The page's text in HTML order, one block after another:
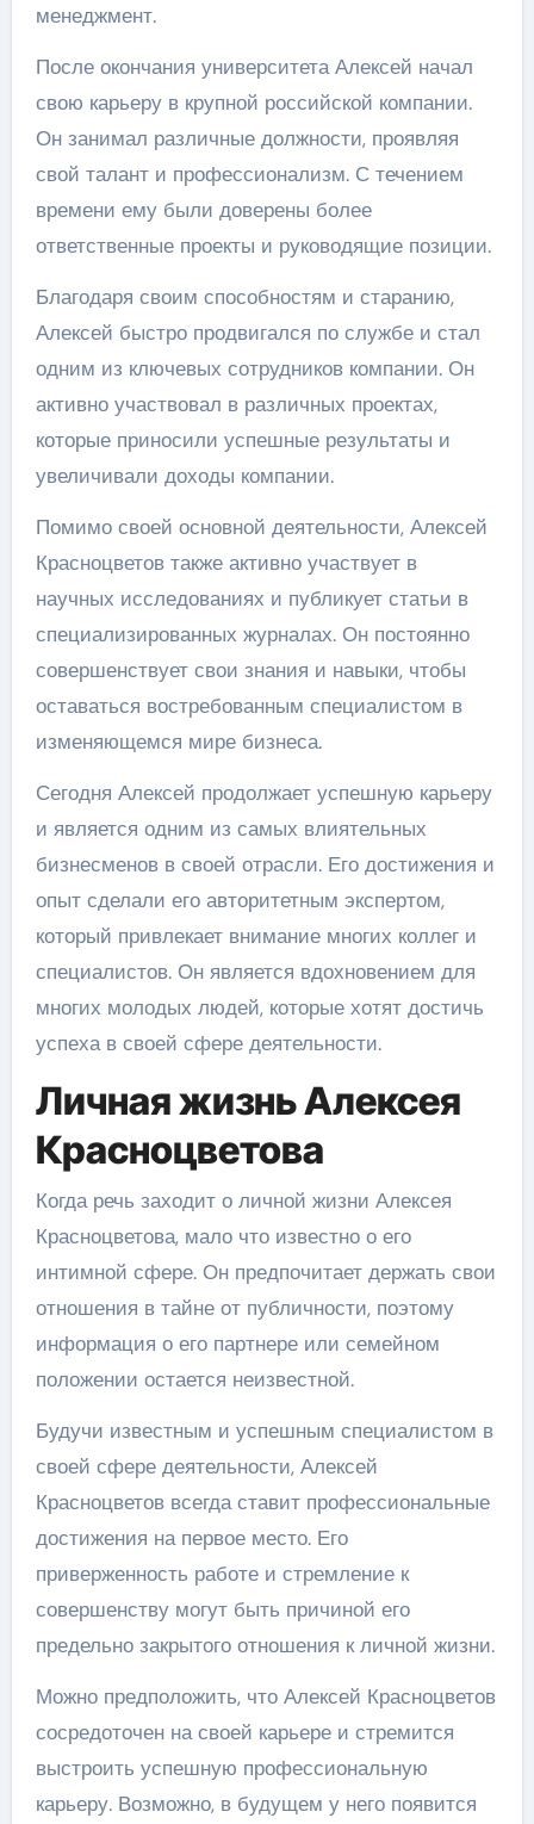
менеджмент.
После окончания университета Алексей начал
свою карьеру в крупной российской компании.
Он занимал различные должности, проявляя
свой талант и профессионализм. С течением
времени ему были доверены более
ответственные проекты и руководящие позиции.
Благодаря своим способностям и старанию,
Алексей быстро продвигался по службе и стал
одним из ключевых сотрудников компании. Он
активно участвовал в различных проектах,
которые приносили успешные результаты и
увеличивали доходы компании.
Помимо своей основной деятельности, Алексей
Красноцветов также активно участвует в
научных исследованиях и публикует статьи в
специализированных журналах. Он постоянно
совершенствует свои знания и навыки, чтобы
оставаться востребованным специалистом в
изменяющемся мире бизнеса.
Сегодня Алексей продолжает успешную карьеру
и является одним из самых влиятельных
бизнесменов в своей отрасли. Его достижения и
опыт сделали его авторитетным экспертом,
который привлекает внимание многих коллег и
специалистов. Он является вдохновением для
многих молодых людей, которые хотят достичь
успеха в своей сфере деятельности.
Личная жизнь Алексея
Красноцветова
Когда речь заходит о личной жизни Алексея
Красноцветова, мало что известно о его
интимной сфере. Он предпочитает держать свои
отношения в тайне от публичности, поэтому
информация о его партнере или семейном
положении остается неизвестной.
Будучи известным и успешным специалистом в
своей сфере деятельности, Алексей
Красноцветов всегда ставит профессиональные
достижения на первое место. Его
приверженность работе и стремление к
совершенству могут быть причиной его
предельно закрытого отношения к личной жизни.
Можно предположить, что Алексей Красноцветов
сосредоточен на своей карьере и стремится
выстроить успешную профессиональную
карьеру. Возможно, в будущем у него появится